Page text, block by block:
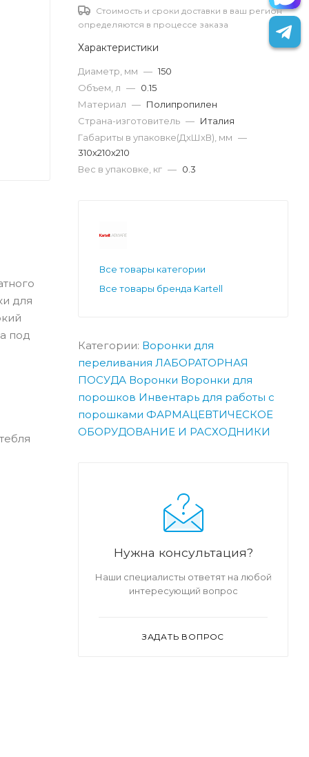
для
под
Стоимость и сроки доставки в ваш регион
определяются в процессе заказа
Характеристики
Диаметр, мм — 150
Объем, л — 0.15
Материал — Полипропилен
Страна-изготовитель — Италия
Габариты в упаковке(ДxШxВ), мм —
310х210х210
Вес в упаковке, кг — 0.3
Все товары категории
Все товары бренда Kartell
Категории: Воронки для
переливания ЛАБОРАТОРНАЯ
ПОСУДА Воронки Воронки для
порошков Инвентарь для работы с
порошками ФАРМАЦЕВТИЧЕСКОЕ
ОБОРУДОВАНИЕ И РАСХОДНИКИ
Нужна консультация?
Наши специалисты ответят на любой
интересующий вопрос
ЗАДАТЬ ВОПРОС